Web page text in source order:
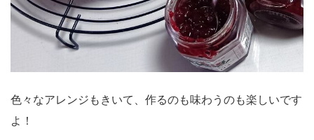
色々なアレンジもきいて、作るのも味わうのも楽しいです
よ！